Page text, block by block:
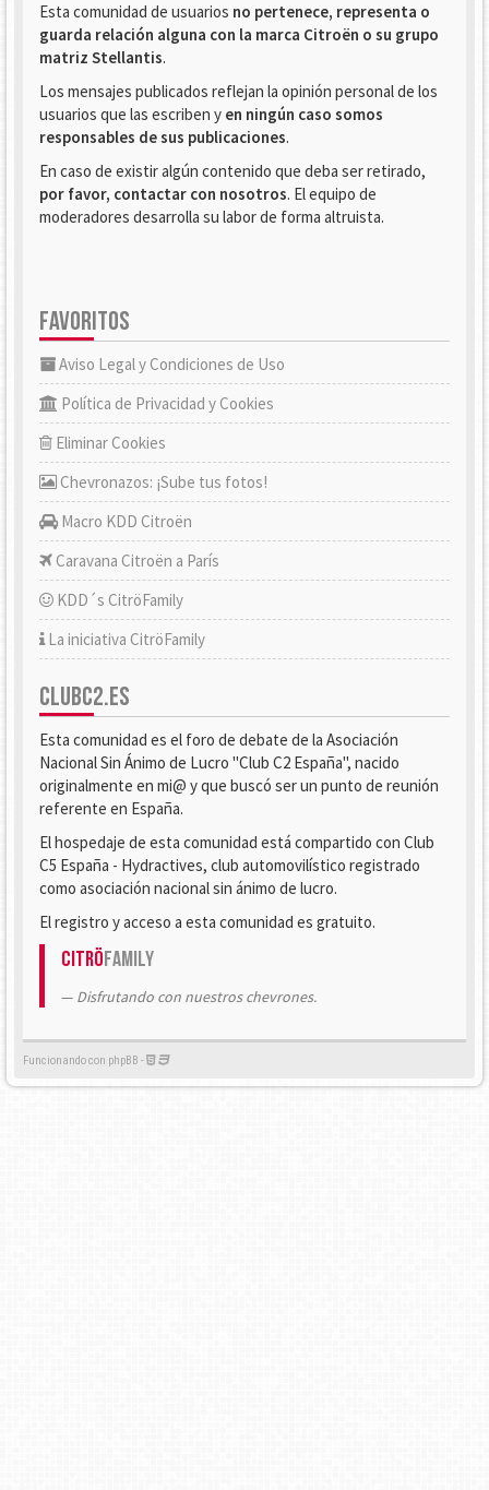
Esta comunidad de usuarios no pertenece, representa o
guarda relación alguna con la marca Citroën o su grupo
matriz Stellantis.
Los mensajes publicados reflejan la opinión personal de los
usuarios que las escriben y en ningún caso somos
responsables de sus publicaciones.
En caso de existir algún contenido que deba ser retirado,
por favor, contactar con nosotros. El equipo de
moderadores desarrolla su labor de forma altruista.
FAVORITOS
Aviso Legal y Condiciones de Uso
Política de Privacidad y Cookies
Eliminar Cookies
Chevronazos: ¡Sube tus fotos!
Macro KDD Citroën
Caravana Citroën a París
KDD´s CitröFamily
La iniciativa CitröFamily
CLUBC2.ES
Esta comunidad es el foro de debate de la Asociación
Nacional Sin Ánimo de Lucro "Club C2 España", nacido
originalmente en mi@ y que buscó ser un punto de reunión
referente en España.
El hospedaje de esta comunidad está compartido con Club
C5 España - Hydractives, club automovilístico registrado
como asociación nacional sin ánimo de lucro.
El registro y acceso a esta comunidad es gratuito.
CitröFamily
Disfrutando con nuestros chevrones.
Funcionando con phpBB -